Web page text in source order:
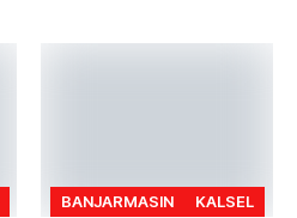
BANJARMASIN KALSEL